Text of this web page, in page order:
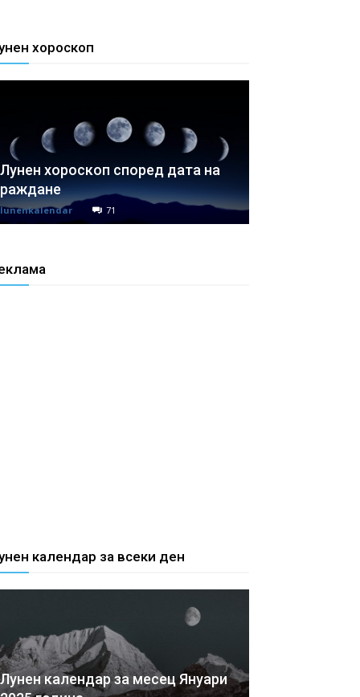
хороскоп
Лунен хороскоп според дата на
раждане
lunenkalendar 71
календар за всеки ден
Лунен календар за месец Януари